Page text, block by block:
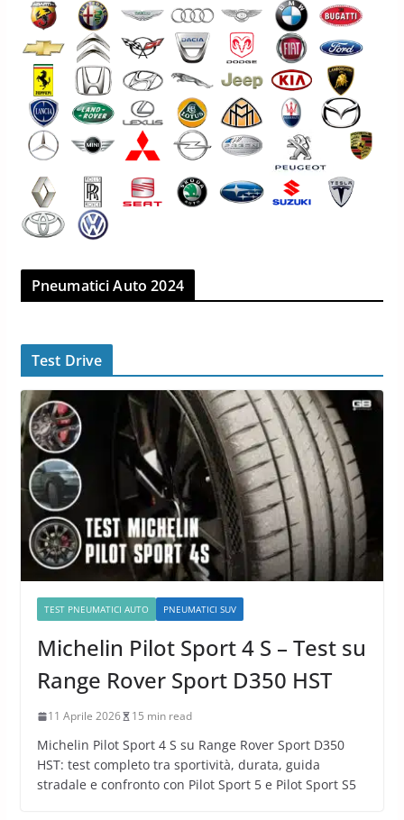
Pneumatici Auto 2024
Test Drive
TEST PNEUMATICI AUTO PNEUMATICI SUV
Michelin Pilot Sport 4 S – Test su
Range Rover Sport D350 HST
11 Aprile 2026 15 min read
Michelin Pilot Sport 4 S su Range Rover Sport D350
HST: test completo tra sportività, durata, guida
stradale e confronto con Pilot Sport 5 e Pilot Sport S5